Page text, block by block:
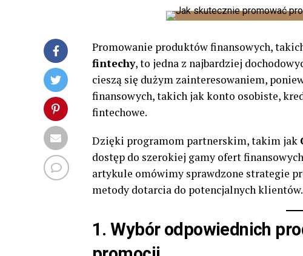
Promowanie produktów finansowych,
fintechy, to jedna z najbardziej
cieszą się dużym zainteresowaniem,
finansowych, takich jak konto osobiste,
fintechowe.
Dzięki programom partnerskim, takim jak
dostęp do szerokiej gamy ofert
artykule omówimy sprawdzone strategie
metody dotarcia do potencjalnych klientów.
1. Wybór odpowiednich